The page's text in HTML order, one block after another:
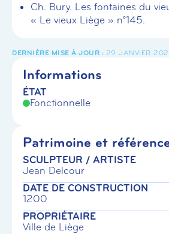
Ch. Bury. Les fontaines du
« Le vieux Liège » n°145.
29 JANVIER
Informations
ÉTAT
Fonctionnelle
Patrimoine et
SCULPTEUR / ARTISTE
Jean Delcour
DATE DE CONSTRUCTION
1200
PROPRIÉTAIRE
Ville de Liège